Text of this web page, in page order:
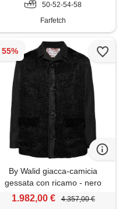
50-52-54-58
Farfetch
By Walid giacca-camicia
gessata con ricamo - nero
1.982,00 € 4.357,00 €